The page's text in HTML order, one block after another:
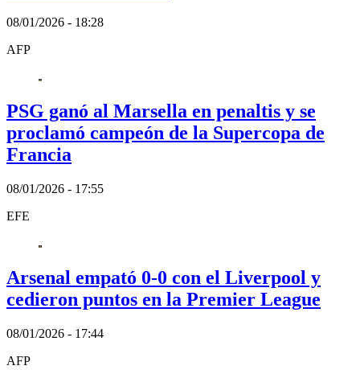
08/01/2026 - 18:28
AFP
PSG ganó al Marsella en penaltis y se
proclamó campeón de la Supercopa de
Francia
08/01/2026 - 17:55
EFE
Arsenal empató 0-0 con el Liverpool y
cedieron puntos en la Premier League
08/01/2026 - 17:44
AFP